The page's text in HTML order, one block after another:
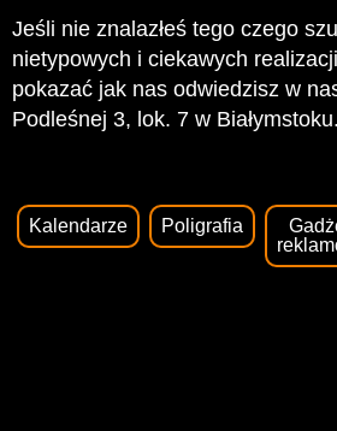
Jeśli nie znalazłeś tego czego
nietypowych i ciekawych
pokazać jak nas odwiedzisz w
Podleśnej 3, lok. 7 w Białymstoku.
Kalendarze Poligrafia